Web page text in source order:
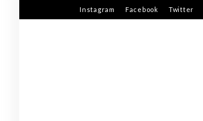
to
Instagram Facebook Twitter